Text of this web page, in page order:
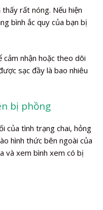
rất nóng. Nếu hiện
bình ắc quy của bạn bị
cảm nhận hoặc theo dõi
sạc đầy là bao nhiêu
bị phồng
của tình trạng chai, hỏng
hình thức bên ngoài của
và xem bình xem có bị